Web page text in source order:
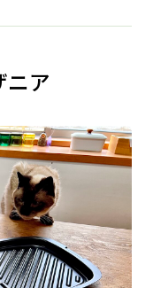
ニア